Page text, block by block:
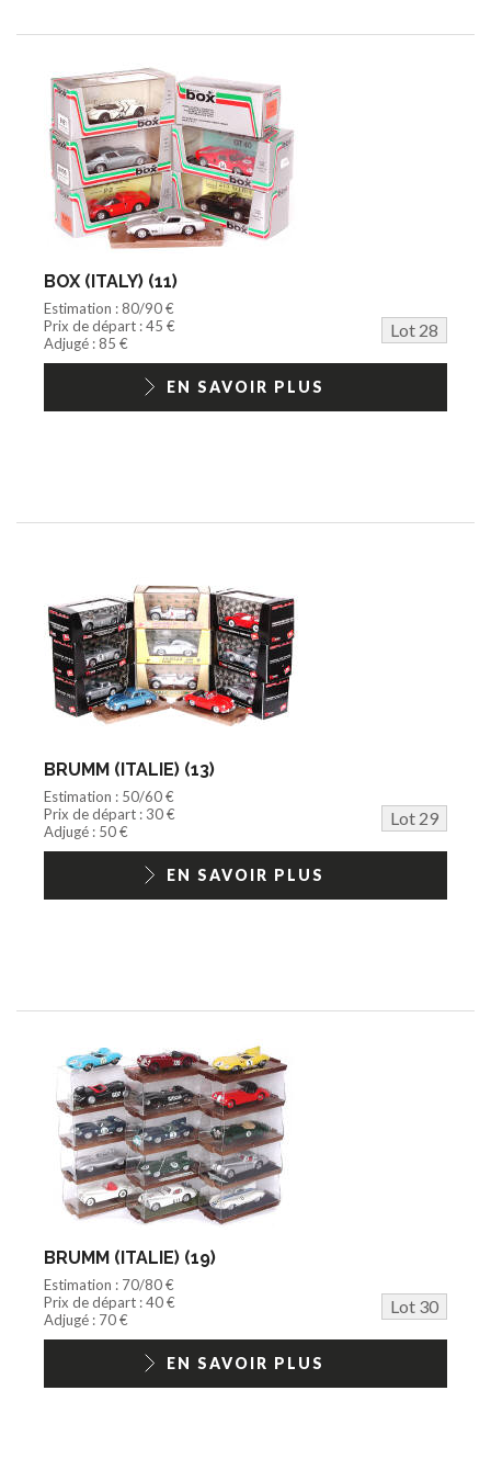
BOX (ITALY) (11)
Estimation : 80/90 €
Prix de départ : 45 €
Lot 28
Adjugé : 85 €
EN SAVOIR PLUS
BRUMM (ITALIE) (13)
Estimation : 50/60 €
Prix de départ : 30 €
Lot 29
Adjugé : 50 €
EN SAVOIR PLUS
BRUMM (ITALIE) (19)
Estimation : 70/80 €
Prix de départ : 40 €
Lot 30
Adjugé : 70 €
EN SAVOIR PLUS